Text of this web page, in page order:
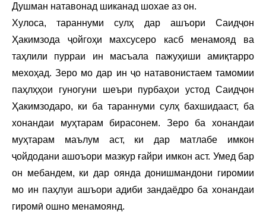
Душман натавонад шиканад шохае аз он.
Хулоса, тараннуми сулҳ дар ашъори Саидҷон
Ҳакимзода ҷойгоҳи махсусеро касб менамояд ва
таҳлили пурраи ин масъала пажуҳиши амиқтарро
мехоҳад. Зеро мо дар ин ҷо натавонистаем тамомии
паҳлҳҳои гуногуни шеъри пурбаҳои устод Саидҷон
Ҳакимзодаро, ки ба тараннуми сулҳ бахшидааст, ба
хонандаи муҳтарам бирасонем. Зеро ба хонандаи
муҳтарам маълум аст, ки дар матлабе имкон
ҷойдодани ашоъори мазкур ғайри имкон аст. Умед бар
он мебандем, ки дар оянда донишмандони гиромии
мо ин паҳлуи ашъори адиби зандаёдро ба хонандаи
гиромӣ ошно менамоянд.